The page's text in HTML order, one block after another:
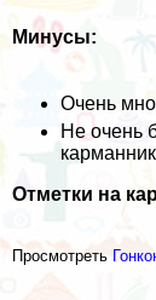
Минусы:
Очень
Не очень
Отметки на
Просмотреть